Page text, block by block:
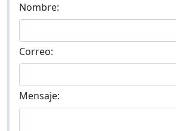
Nombre:
Correo:
Mensaje: